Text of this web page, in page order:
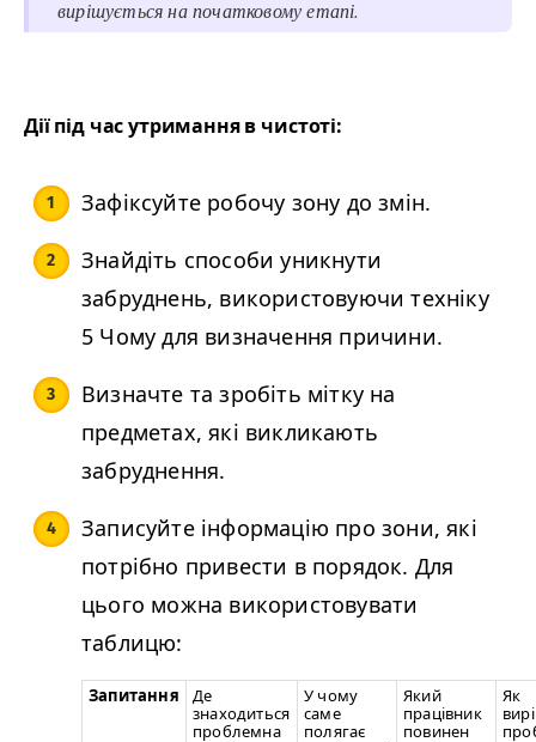
вирішується на початковому етапі.
Дії під час утримання в чистоті:
Зафіксуйте робочу зону до змін.
Знайдіть способи уникнути
забруднень, використовуючи техніку
5 Чому для визначення причини.
Визначте та зробіть мітку на
предметах, які викликають
забруднення.
Записуйте інформацію про зони, які
потрібно привести в порядок. Для
цього можна використовувати
таблицю:
Запитання
Де
знаходиться
проблемна
У чому
саме
полягає
Який
працівник
повинен
Як